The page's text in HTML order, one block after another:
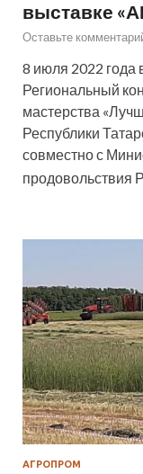
выставке
Оставьте
8 июля 2022 года
Региональный
мастерства
Республики
совместно с
продовольствия
АГРОПРОМ